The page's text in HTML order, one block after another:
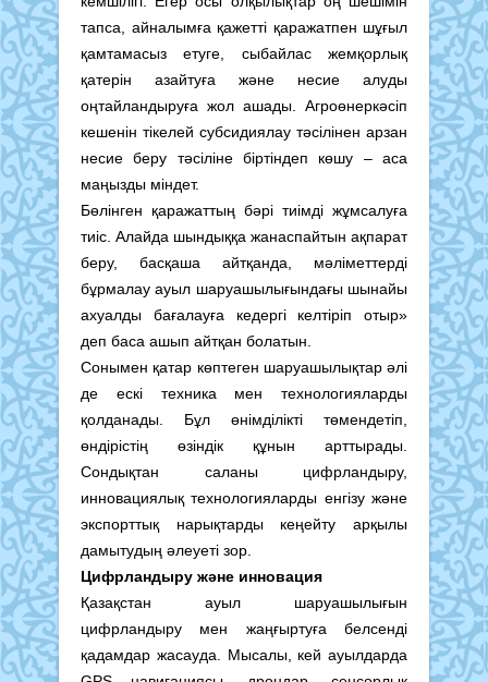
тапса, айналымға қажетті қаражатпен шұғыл
қамтамасыз етуге, сыбайлас жемқорлық
қатерін азайтуға және несие алуды
оңтайландыруға жол ашады. Агроөнеркәсіп
кешенін тікелей субсидиялау тәсілінен арзан
несие беру тәсіліне біртіндеп көшу – аса
маңызды міндет.
Бөлінген қаражаттың бәрі тиімді жұмсалуға
тиіс. Алайда шындыққа жанаспайтын ақпарат
беру, басқаша айтқанда, мәліметтерді
бұрмалау ауыл шаруашылығындағы шынайы
ахуалды бағалауға кедергі келтіріп отыр»
деп баса ашып айтқан болатын.
Сонымен қатар көптеген шаруашылықтар әлі
де ескі техника мен технологияларды
қолданады. Бұл өнімділікті төмендетіп,
өндірістің өзіндік құнын арттырады.
Сондықтан саланы цифрландыру,
инновациялық технологияларды енгізу және
экспорттық нарықтарды кеңейту арқылы
дамытудың әлеуеті зор.
Цифрландыру және инновация
Қазақстан ауыл шаруашылығын
цифрландыру мен жаңғыртуға белсенді
қадамдар жасауда. Мысалы, кей ауылдарда